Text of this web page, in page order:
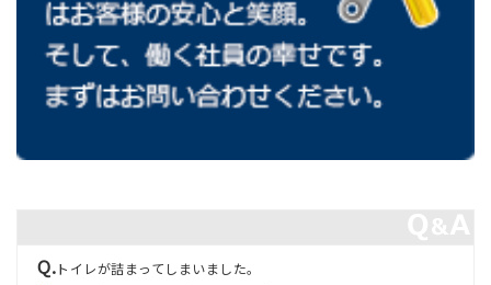
トイレが詰まってしまいました。